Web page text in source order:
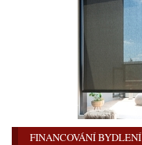
FINANCOVÁNÍ BYDLENÍ